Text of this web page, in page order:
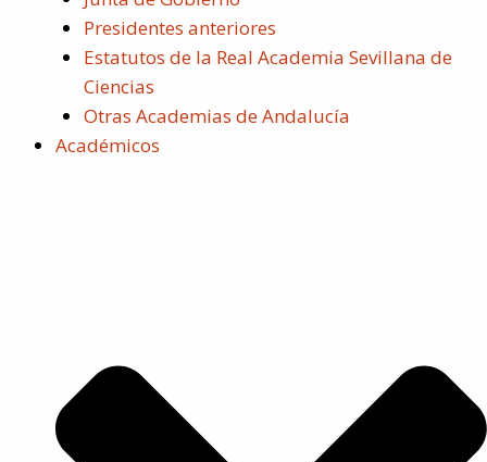
Presidentes anteriores
Estatutos de la Real Academia Sevillana de
Ciencias
Otras Academias de Andalucía
Académicos